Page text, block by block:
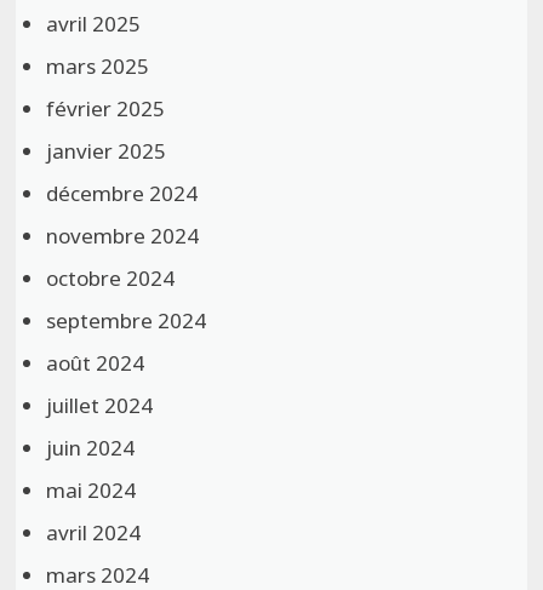
avril 2025
mars 2025
février 2025
janvier 2025
décembre 2024
novembre 2024
octobre 2024
septembre 2024
août 2024
juillet 2024
juin 2024
mai 2024
avril 2024
mars 2024